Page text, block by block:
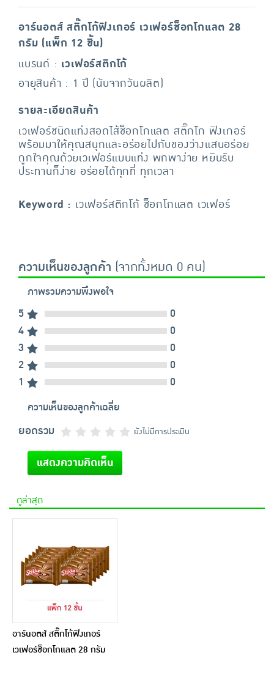
อาร์นอตส์ สติ๊กโก้ฟิงเกอร์ เวเฟอร์ช็อกโกแลต 28
กรัม (แพ็ก 12 ชิ้น)
แบรนด์ : เวเฟอร์สติกโก้
อายุสินค้า : 1 ปี (นับจากวันผลิต)
รายละเอียดสินค้า
เวเฟอร์ชนิดแท่งสอดไส้ช็อกโกแลต สติ๊กโก ฟิงเกอร์
พร้อมมาให้คุณสนุกและอร่อยไปกับของว่างแสนอร่อย
ถูกใจคุณด้วยเวเฟอร์แบบแท่ง พกพาง่าย หยิบรับ
ประทานก็ง่าย อร่อยได้ทุกที่ ทุกเวลา
Keyword : เวเฟอร์สติกโก้ ช็อกโกแลต เวเฟอร์
ความเห็นของลูกค้า (จากทั้งหมด 0 คน)
ภาพรวมความพึงพอใจ
5
0
4
0
3
0
2
0
1
0
ความเห็นของลูกค้าเฉลี่ย
ยอดรวม ยังไม่มีการประเมิน
แสดงความคิดเห็น
ดูล่าสุด
อาร์นอตส์ สติ๊กโก้ฟิงเกอร์
เวเฟอร์ช็อกโกแลต 28 กรัม